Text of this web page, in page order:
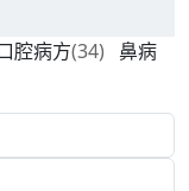
腔病方(34) 鼻病